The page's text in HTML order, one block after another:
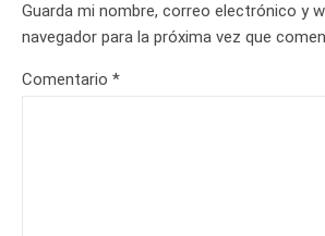
Guarda mi nombre, correo electrónico y
navegador para la próxima vez que
Comentario *